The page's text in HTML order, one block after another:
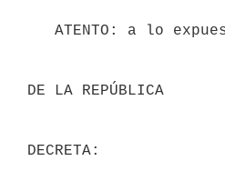
DE LA REPÚBLICA